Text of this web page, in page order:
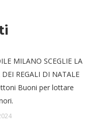
MILANO SCEGLIE LA
REGALI DI NATALE
Buoni per lottare